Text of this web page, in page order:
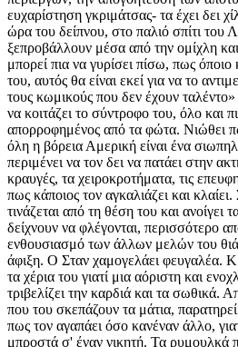
ευχαρίστηση γκριμάτσας- τα έχει δει
ώρα του δείπνου, στο παλιό σπίτι
ξεπροβάλλουν μέσα από την ομίχλη
μπορεί πια να γυρίσει πίσω, πως όποιο
του, αυτός θα είναι εκεί για να το
τους κωμικούς που δεν έχουν
να κοιτάζει το σύντροφο του, όλο και
απορροφημένος από τα φώτα. Νιώθει
όλη η βόρεια Αμερική είναι ένα
περιμένει να τον δει να πατάει στην
κραυγές, τα χειροκροτήματα, τις
πως κάποιος τον αγκαλιάζει και
τινάζεται από τη θέση του και ανοίγει
δείχνουν να φλέγονται, περισσότερο
ενθουσιασμό των άλλων μελών του
άφιξη. Ο Σταν χαμογελάει φευγαλέα.
τα χέρια του γιατί μια αόριστη και
τριβελίζει την καρδιά και τα σωθικά.
που του σκεπάζουν τα μάτια,
πως τον αγαπάει όσο κανέναν άλλο,
μπροστά σ' έναν νικητή. Τα ρυμουλκά